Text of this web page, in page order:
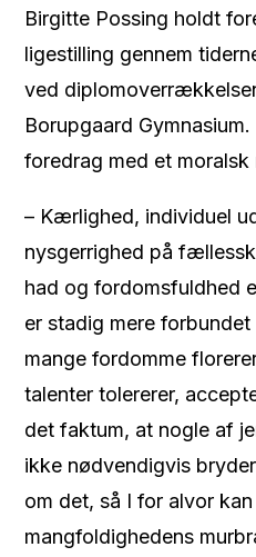
Birgitte Possing holdt
ligestilling gennem
ved
Borupgaard
foredrag med et
– Kærlighed, individuel
nysgerrighed på
had og fordomsfuldhed
er stadig mere
mange fordomme
talenter tolererer,
det faktum, at nogle af
ikke nødvendigvis
om det, så I for alvor
mangfoldighedens